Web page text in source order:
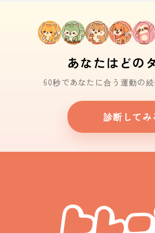
あなたはどの
60秒であなたに合う運動の
診断してみ